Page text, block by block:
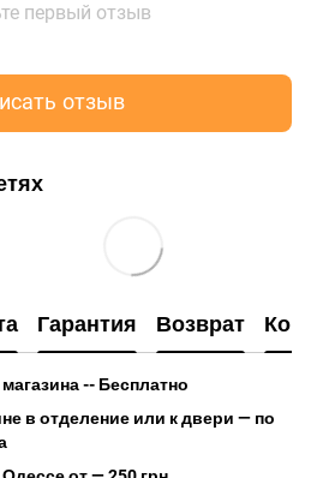
первый отзыв
отзыв
Гарантия Возврат
-- Бесплатно
в отделение или к двери — по